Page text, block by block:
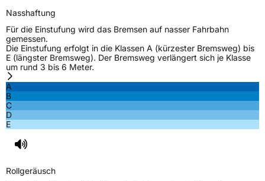
Nasshaftung
Für die Einstufung wird das Bremsen auf nasser Fahrbahn
gemessen.
Die Einstufung erfolgt in die Klassen A (kürzester Bremsweg) bis
E (längster Bremsweg). Der Bremsweg verlängert sich je Klasse
um rund 3 bis 6 Meter.
A
B
C
D
E
Rollgeräusch